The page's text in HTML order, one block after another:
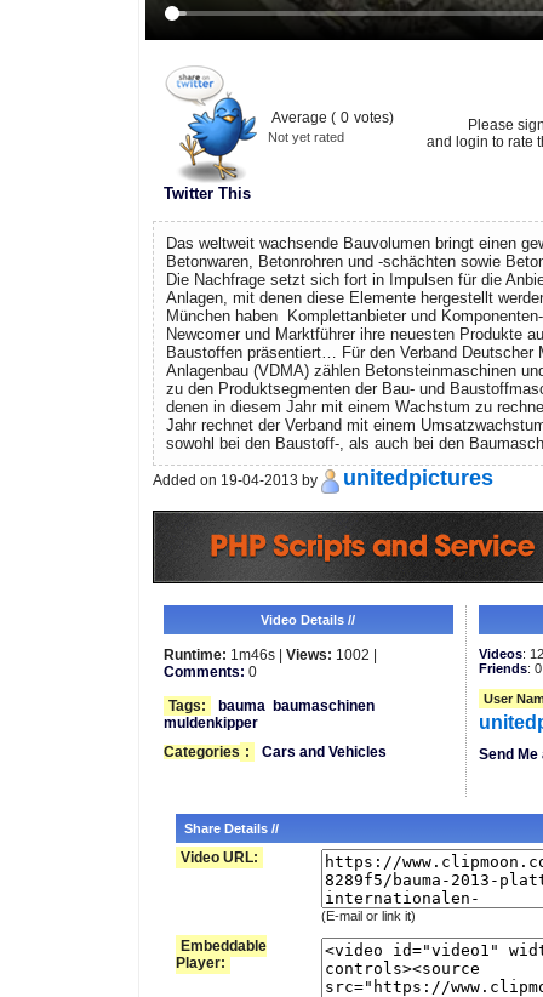
Twitter This
Average ( 0 votes)
Not yet rated
Please
and login to rate
Das weltweit wachsende Bauvolumen bringt einen
Betonwaren, Betonrohren und -schächten sowie
Die Nachfrage setzt sich fort in Impulsen für die
Anlagen, mit denen diese Elemente hergestellt
München haben Komplettanbieter und
Newcomer und Marktführer ihre neuesten Produkte
Baustoffen präsentiert… Für den Verband Deutscher
Anlagenbau (VDMA) zählen Betonsteinmaschinen
zu den Produktsegmenten der Bau- und
denen in diesem Jahr mit einem Wachstum zu
Jahr rechnet der Verband mit einem
sowohl bei den Baustoff-, als auch bei den
Added on 19-04-2013 by unitedpictures
Video Details //
Runtime: 1m46s | Views: 1002 |
Comments: 0
Tags:
bauma
baumaschinen
muldenkipper
Categories : Cars and Vehicles
Videos:
Friends: 0
User
Send
Share Details //
Video URL:
(E-mail or link it)
Embeddable
Player: